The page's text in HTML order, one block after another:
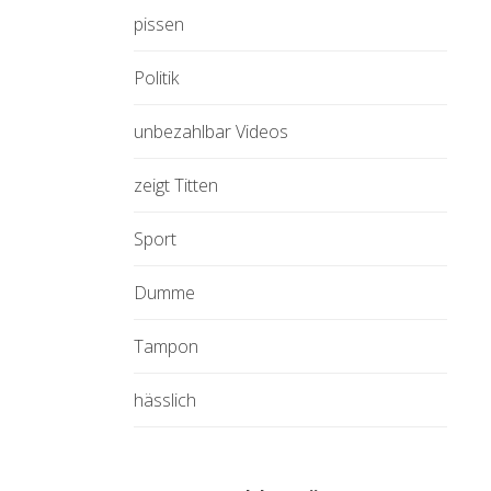
pissen
Politik
unbezahlbar Videos
zeigt Titten
Sport
Dumme
Tampon
hässlich